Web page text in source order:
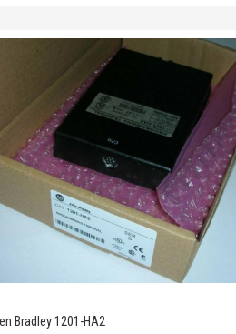
Bradley 1201-HA2